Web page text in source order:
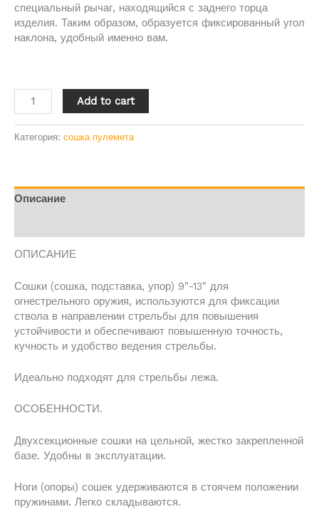
специальный рычаг, находящийся с заднего торца
изделия. Таким образом, образуется фиксированный угол
наклона, удобный именно вам.
Add to cart
Категория: сошка пулемета
Описание
ОПИСАНИЕ
Сошки (сошка, подставка, упор) 9″-13″ для
огнестрельного оружия, используются для фиксации
ствола в направлении стрельбы для повышения
устойчивости и обеспечивают повышенную точность,
кучность и удобство ведения стрельбы.
Идеально подходят для стрельбы лежа.
ОСОБЕННОСТИ.
Двухсекционные сошки на цельной, жестко закрепленной
базе. Удобны в эксплуатации.
Ноги (опоры) сошек удерживаются в стоячем положении
пружинами. Легко складываются.